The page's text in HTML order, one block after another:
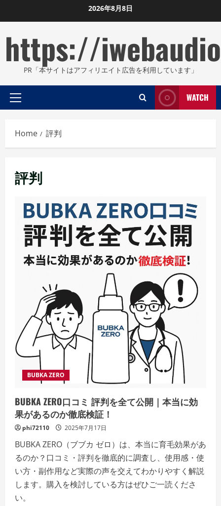
to
2026年8月8日
https://
PR「本サイトはアフィリエイト広告を利用しています」
Primary
WATCH
Home 評判
評判
BUBKA ZERO
BUBKA ZERO口コミ 評判を全て公開｜本当に効
果があるのか徹底検証！
phi72110 2025年7月17日
BUBKA ZERO（ブブカ ゼロ）は、本当に育毛効果があ
るのか？口コミ・評判を徹底的に調査し、使用感・使
い方・副作用など実際の声を交えてわかりやすく解説
します。購入を検討している方はぜひご一読くださ
い。